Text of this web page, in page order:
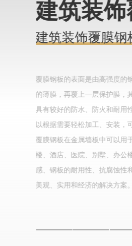
建筑装
建筑装饰覆膜钢
覆膜钢板的表面是由高强度的
的薄膜，再覆上一层保护膜，
具有较好的防水、防火和耐用
以根据需要轻松加工、安装，
覆膜钢板在金属墙板中可以用
楼、酒店、医院、别墅、办公
感、钢板的耐用性、抗腐蚀性
美观、实用和经济的解决方案。